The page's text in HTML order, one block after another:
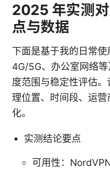
2025 年实测
点与数据
下面是基于我的日常
4G/5G、办公室网络
度范围与稳定性评估
理位置、时间段、运
化。
实测结论要点
可用性：